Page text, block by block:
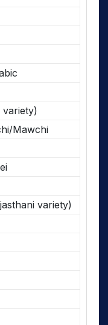
variety)
Mawchi
variety)